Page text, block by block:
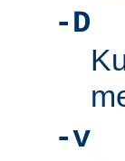
-D
-v